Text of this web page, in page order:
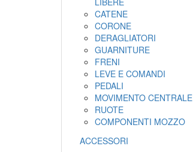
CATENE
CORONE
DERAGLIATORI
GUARNITURE
FRENI
LEVE E COMANDI
PEDALI
MOVIMENTO CENTRALE
RUOTE
COMPONENTI MOZZO
ACCESSORI